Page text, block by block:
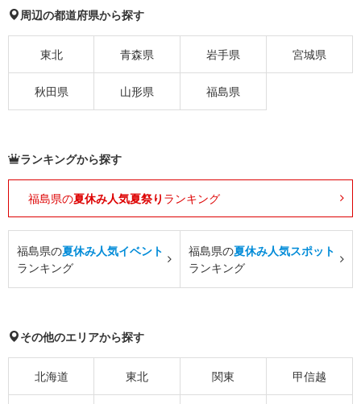
周辺の都道府県から探す
東北 青森県 岩手県 宮城県
秋田県 山形県 福島県
ランキングから探す
福島県の夏休み人気夏祭り ランキング
福島県の夏休み人気イベント
ランキング
福島県の夏休み人気スポット
ランキング
その他のエリアから探す
北海道 東北 関東 甲信越